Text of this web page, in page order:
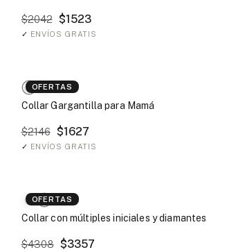
$2042 $1523
✓ ENVÍOS GRATIS
OFERTAS
Collar Gargantilla para Mamá
$2146 $1627
✓ ENVÍOS GRATIS
OFERTAS
Collar con múltiples iniciales y diamantes
$4308 $3357